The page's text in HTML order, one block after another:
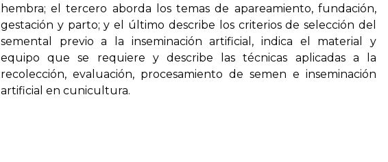
hembra; el tercero aborda los temas de apareamiento, fundación,
gestación y parto; y el último describe los criterios de selección del
semental previo a la inseminación artificial, indica el material y
equipo que se requiere y describe las técnicas aplicadas a la
recolección, evaluación, procesamiento de semen e inseminación
artificial en cunicultura.